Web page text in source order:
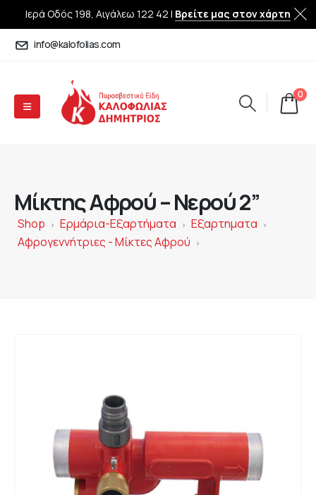
Ιερά Οδός 198, Αιγάλεω 122 42 | Βρείτε μας στον χάρτη
info@kalofolias.com
0
Μίκτης Αφρού – Νερού 2”
Shop > Ερμάρια-Εξαρτήματα > Εξαρτηματα >
Αφρογεννήτριες - Μίκτες Αφρού >